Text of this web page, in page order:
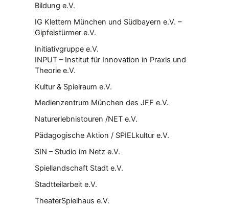
Bildung e.V.
IG Klettern München und Südbayern e.V. –
Gipfelstürmer e.V.
Initiativgruppe e.V.
INPUT – Institut für Innovation in Praxis und
Theorie e.V.
Kultur & Spielraum e.V.
Medienzentrum München des JFF e.V.
Naturerlebnistouren /NET e.V.
Pädagogische Aktion / SPIELkultur e.V.
SIN – Studio im Netz e.V.
Spiellandschaft Stadt e.V.
Stadtteilarbeit e.V.
TheaterSpielhaus e.V.